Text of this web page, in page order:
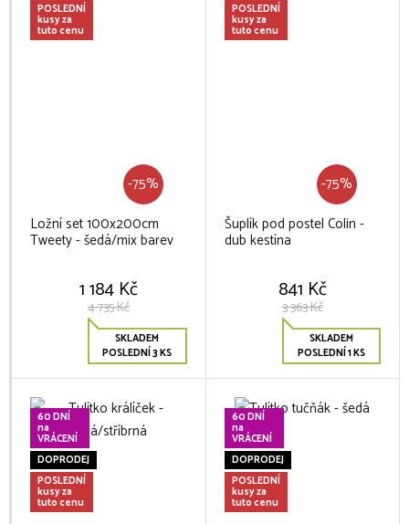
POSLEDNÍ
kusy za
tuto cenu
-75%
Ložní set 100x200cm
Tweety - šedá/mix barev
1 184 Kč
4 735 Kč
SKLADEM
POSLEDNÍ 3 KS
POSLEDNÍ
kusy za
tuto cenu
-75%
Šuplík pod postel Colin -
dub kestína
841 Kč
3 363 Kč
SKLADEM
POSLEDNÍ 1 KS
60 DNÍ
na
VRÁCENÍ
DOPRODEJ
POSLEDNÍ
kusy za
tuto cenu
60 DNÍ
na
VRÁCENÍ
DOPRODEJ
POSLEDNÍ
kusy za
tuto cenu